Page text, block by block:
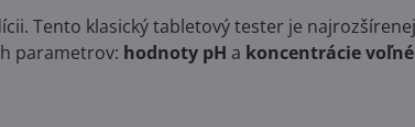
Tento klasický tabletový tester je
parametrov: hodnoty pH a koncentrácie